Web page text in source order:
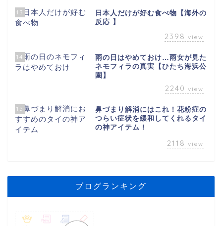
13
日本人だけが好む食べ物【海外の
反応 】
2398 view
14
雨の日はやめておけ…雨女が見た
ネモフィラの真実【ひたち海浜公
園】
2240 view
15
鼻づまり解消にはこれ！花粉症の
つらい症状を緩和してくれるタイ
の神アイテム！
2118 view
ブログランキング